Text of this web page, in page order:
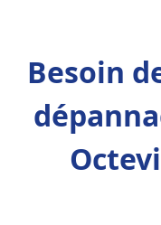
Besoin